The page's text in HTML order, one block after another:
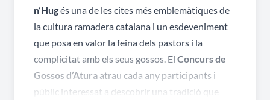
n’Hugés una de les cites més emblemàtiques de
la cultura ramadera catalana i un esdeveniment
que posa en valor la feina dels pastors i la
complicitat amb els seus gossos. El Concurs de
Gossos d’Atura atrau cada any participants i
públic interessat a descobrir una tradició que